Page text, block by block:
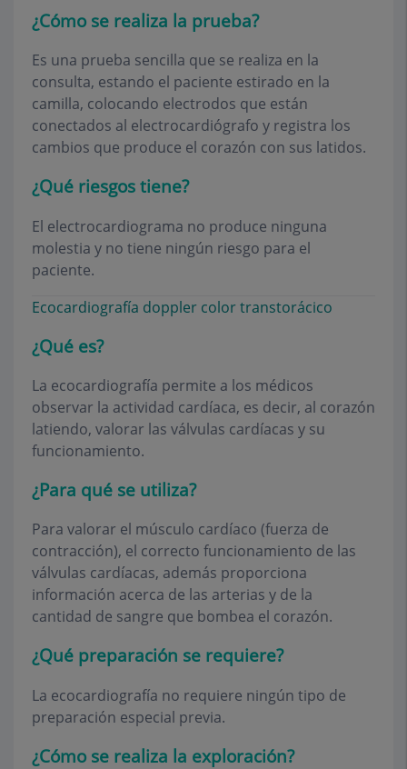
¿Cómo se realiza la prueba?
Es una prueba sencilla que se realiza en la
consulta, estando el paciente estirado en la
camilla, colocando electrodos que están
conectados al electrocardiógrafo y registra los
cambios que produce el corazón con sus latidos.
¿Qué riesgos tiene?
El electrocardiograma no produce ninguna
molestia y no tiene ningún riesgo para el
paciente.
Ecocardiografía doppler color transtorácico
¿Qué es?
La ecocardiografía permite a los médicos
observar la actividad cardíaca, es decir, al corazón
latiendo, valorar las válvulas cardíacas y su
funcionamiento.
¿Para qué se utiliza?
Para valorar el músculo cardíaco (fuerza de
contracción), el correcto funcionamiento de las
válvulas cardíacas, además proporciona
información acerca de las arterias y de la
cantidad de sangre que bombea el corazón.
¿Qué preparación se requiere?
La ecocardiografía no requiere ningún tipo de
preparación especial previa.
¿Cómo se realiza la exploración?